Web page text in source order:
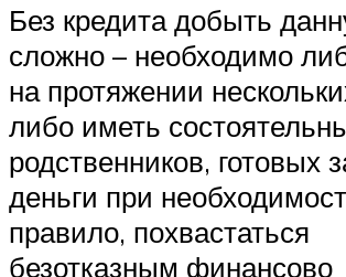
Без кредита добыть
сложно – необходимо
на протяжении
либо иметь
родственников, готовых
деньги при
правило, похвастаться
безотказным финансово